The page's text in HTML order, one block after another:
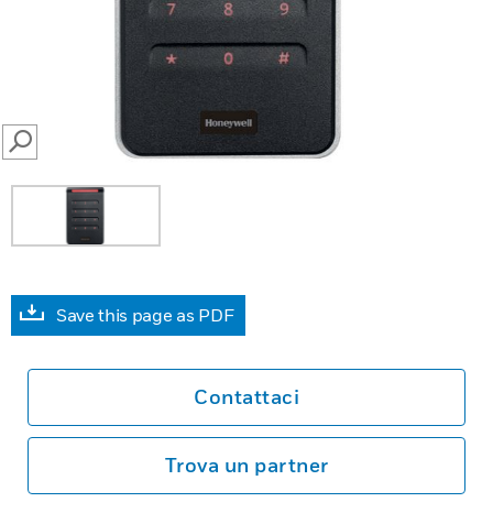
SEARCH
Save this page as PDF
Contattaci
Trova un partner